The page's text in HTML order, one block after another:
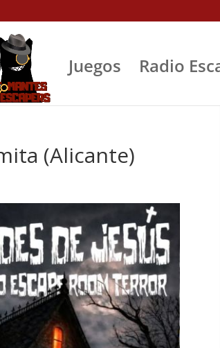
Juegos Radio
(Alicante)